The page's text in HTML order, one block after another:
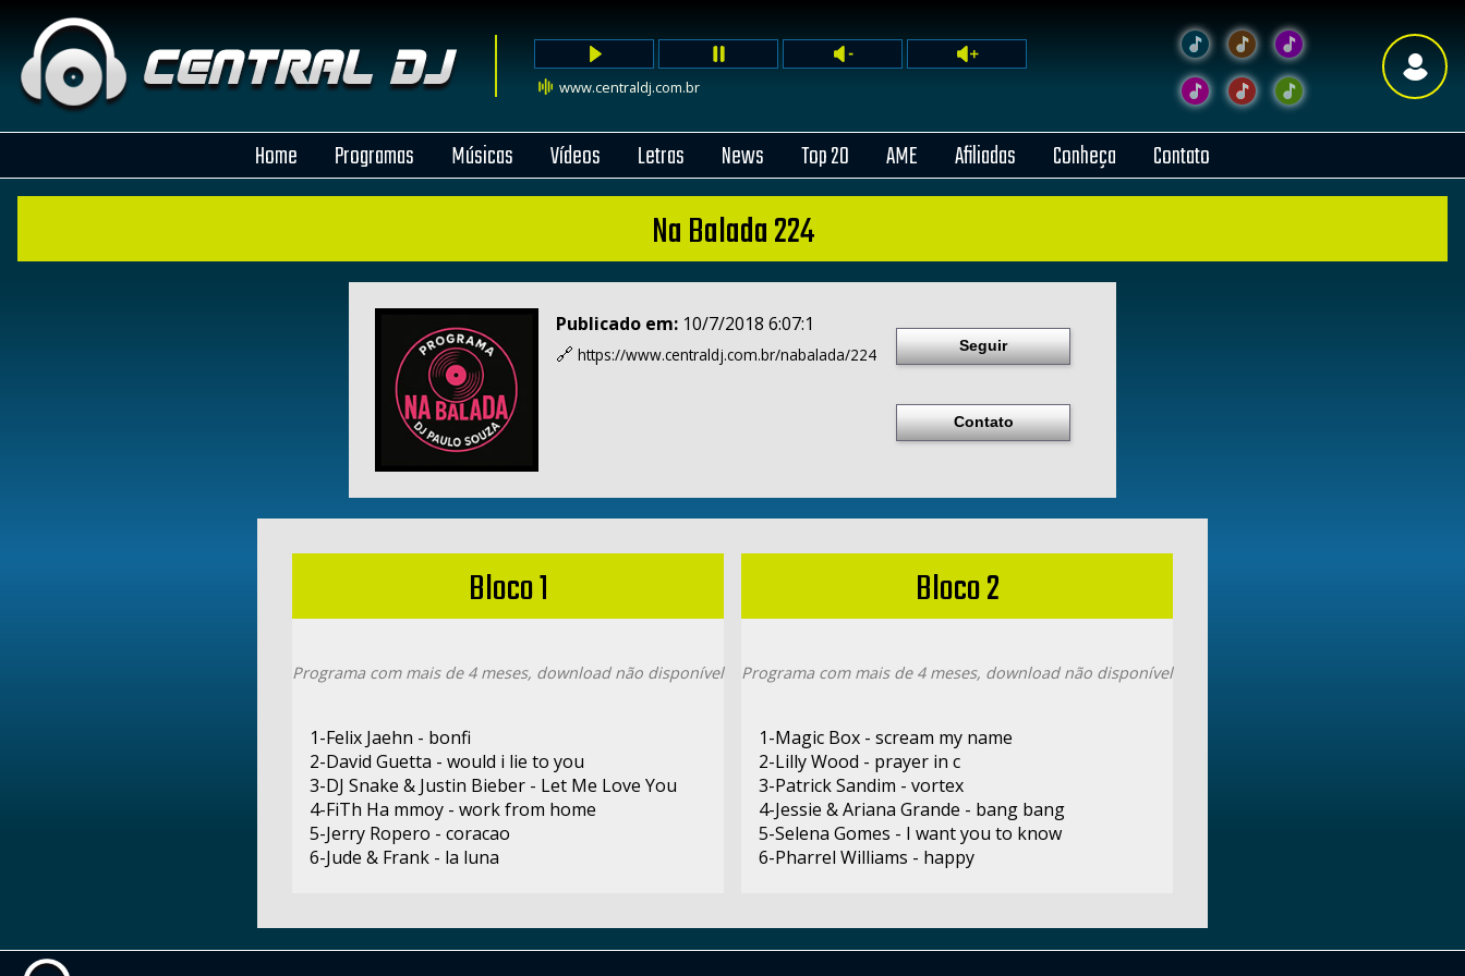
www.centraldj.com.br
Home Programas Músicas Vídeos Letras News Top 20 AME Afiliadas Conheça Contato
Na Balada 224
Publicado em: 10/7/2018 6:07:1
🔗 https://www.centraldj.com.br/nabalada/224 Seguir
Contato
Bloco 1
Programa com mais de 4 meses, download não disponível
1-Felix Jaehn - bonfi
2-David Guetta - would i lie to you
3-DJ Snake & Justin Bieber - Let Me Love You
4-FiTh Ha mmoy - work from home
5-Jerry Ropero - coracao
6-Jude & Frank - la luna
Bloco 2
Programa com mais de 4 meses, download não disponível
1-Magic Box - scream my name
2-Lilly Wood - prayer in c
3-Patrick Sandim - vortex
4-Jessie & Ariana Grande - bang bang
5-Selena Gomes - I want you to know
6-Pharrel Williams - happy